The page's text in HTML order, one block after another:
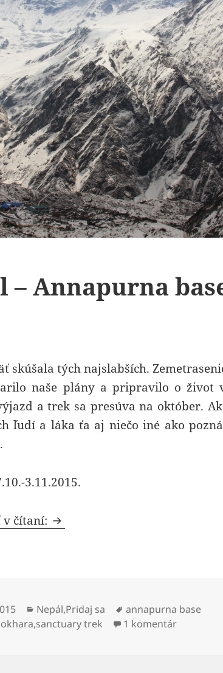
– Annapurna
skúšala tých najslabších.
naše plány a pripravilo o život
a trek sa presúva na október.
ľudí a láka ťa aj niečo iné ako
3.11.2015.
v čítaní: Nepál – Annapurna base camp
Kategórie
Nepál,Pridaj sa Značky
annapurna base
,sanctuary trek 1 komentárna Nepál